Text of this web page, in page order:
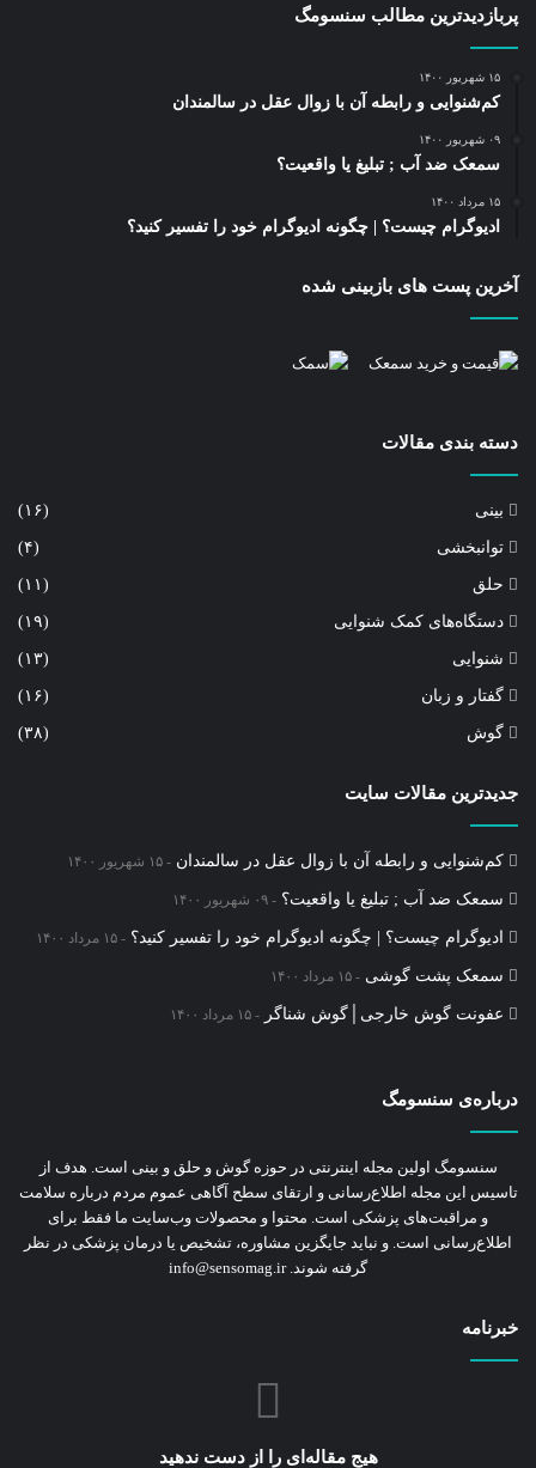
پربازدیدترین مطالب سنسومگ
۱۵ شهریور ۱۴۰۰
کم‌شنوایی و رابطه آن با زوال عقل در سالمندان
۰۹ شهریور ۱۴۰۰
سمعک ضد آب ; تبلیغ یا واقعیت؟
۱۵ مرداد ۱۴۰۰
ادیوگرام چیست؟ | چگونه ادیوگرام خود را تفسیر کنید؟
آخرین پست های بازبینی شده
دسته بندی مقالات
بینی (۱۶)
توانبخشی (۴)
حلق (۱۱)
دستگاه‌های کمک شنوایی (۱۹)
شنوایی (۱۳)
گفتار و زبان (۱۶)
گوش (۳۸)
جدیدترین مقالات سایت
کم‌شنوایی و رابطه آن با زوال عقل در سالمندان ۱۵ شهریور ۱۴۰۰
سمعک ضد آب ; تبلیغ یا واقعیت؟ ۰۹ شهریور ۱۴۰۰
ادیوگرام چیست؟ | چگونه ادیوگرام خود را تفسیر کنید؟ ۱۵ مرداد ۱۴۰۰
سمعک‌ پشت گوشی ۱۵ مرداد ۱۴۰۰
عفونت گوش خارجی│گوش شناگر ۱۵ مرداد ۱۴۰۰
درباره‌ی سنسومگ
سنسومگ اولین مجله اینترنتی در حوزه گوش و حلق و بینی است. هدف از
تاسیس این مجله اطلاع‌رسانی و ارتقای سطح آگاهی عموم مردم درباره سلامت
و مراقبت‌های پزشکی است. محتوا و محصولات وب‌سایت ما فقط برای
اطلاع‌رسانی است. و نباید جایگزین مشاوره‌، تشخیص یا درمان پزشکی در نظر
گرفته شوند. info@sensomag.ir
خبرنامه
هیج مقاله‌ای را از دست ندهید